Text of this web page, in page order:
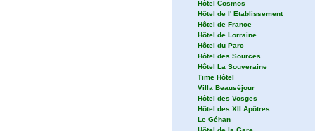
Hôtel Cosmos
Hôtel de l' Etablissement
Hôtel de France
Hôtel de Lorraine
Hôtel du Parc
Hôtel des Sources
Hôtel La Souveraine
Time Hôtel
Villa Beauséjour
Hôtel des Vosges
Hôtel des XII Apôtres
Le Géhan